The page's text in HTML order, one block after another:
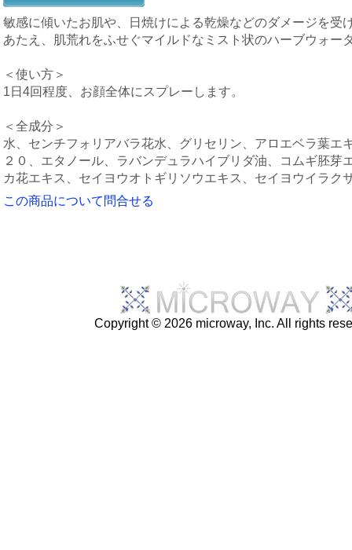
敏感に傾いたお肌や、日焼けによる乾燥などのダメージを受
あたえ、肌荒れをふせぐマイルドなミスト状のハーブウォー
＜使い方＞
1日4回程度、お顔全体にスプレーします。
＜全成分＞
水、センチフォリアバラ花水、グリセリン、アロエベラ葉エ
２０、エタノール、ラバンデュラハイブリダ油、コムギ胚芽
カ花エキス、セイヨウオトギリソウエキス、セイヨウイラク
この商品について問合せる
Copyright © 2026 microway, Inc. All rights